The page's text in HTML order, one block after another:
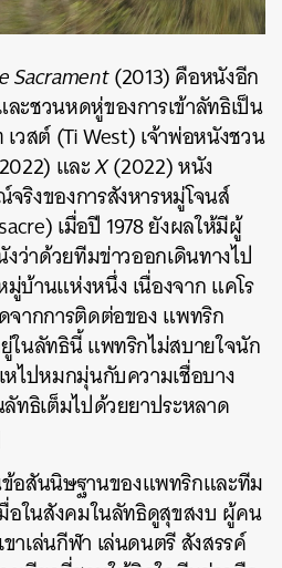
Sacrament(2013) คือหนังอีก
ละชวนหดหู่ของการเข้าลัทธิเป็น
วสต์ (Ti West) เจ้าพ่อหนังชวน
และX(2022) หนัง
ริงของการสังหารหมู่โจนส์
เมื่อปี 1978 ยังผลให้มีผู้
ว่าด้วยทีมข่าวออกเดินทางไป
บ้านแห่งหนึ่ง เนื่องจาก แคโร
จากการติดต่อของ แพทริก
ในลัทธินี้ แพทริกไม่สบายใจนัก
หไปหมกมุ่นกับความเชื่อบาง
ทธิเต็มไปด้วยยาประหลาด
อสันนิษฐานของแพทริกและทีม
อในสังคมในลัทธิดูสุขสงบ ผู้คน
เล่นกีฬา เล่นดนตรี สังสรรค์